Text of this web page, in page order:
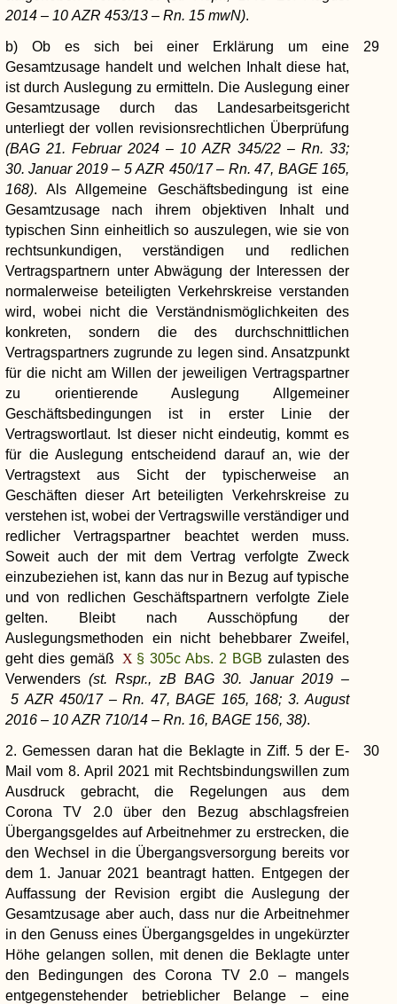
2014 – 10 AZR 453/13 – Rn. 15 mwN).
29
b) Ob es sich bei einer Erklärung um eine
Gesamtzusage handelt und welchen Inhalt diese hat,
ist durch Auslegung zu ermitteln. Die Auslegung einer
Gesamtzusage durch das Landesarbeitsgericht
unterliegt der vollen revisionsrechtlichen Überprüfung
(BAG 21. Februar 2024 – 10 AZR 345/22 – Rn. 33;
30. Januar 2019 – 5 AZR 450/17 – Rn. 47, BAGE 165,
168). Als Allgemeine Geschäftsbedingung ist eine
Gesamtzusage nach ihrem objektiven Inhalt und
typischen Sinn einheitlich so auszulegen, wie sie von
rechtsunkundigen, verständigen und redlichen
Vertragspartnern unter Abwägung der Interessen der
normalerweise beteiligten Verkehrskreise verstanden
wird, wobei nicht die Verständnismöglichkeiten des
konkreten, sondern die des durchschnittlichen
Vertragspartners zugrunde zu legen sind. Ansatzpunkt
für die nicht am Willen der jeweiligen Vertragspartner
zu orientierende Auslegung Allgemeiner
Geschäftsbedingungen ist in erster Linie der
Vertragswortlaut. Ist dieser nicht eindeutig, kommt es
für die Auslegung entscheidend darauf an, wie der
Vertragstext aus Sicht der typischerweise an
Geschäften dieser Art beteiligten Verkehrskreise zu
verstehen ist, wobei der Vertragswille verständiger und
redlicher Vertragspartner beachtet werden muss.
Soweit auch der mit dem Vertrag verfolgte Zweck
einzubeziehen ist, kann das nur in Bezug auf typische
und von redlichen Geschäftspartnern verfolgte Ziele
gelten. Bleibt nach Ausschöpfung der
Auslegungsmethoden ein nicht behebbarer Zweifel,
geht dies gemäß
§ 305c Abs. 2 BGB zulasten des
Verwenders (st. Rspr., zB BAG 30. Januar 2019 –
5 AZR 450/17 – Rn. 47, BAGE 165, 168; 3. August
2016 – 10 AZR 710/14 – Rn. 16, BAGE 156, 38).
30
2. Gemessen daran hat die Beklagte in Ziff. 5 der E-
Mail vom 8. April 2021 mit Rechtsbindungswillen zum
Ausdruck gebracht, die Regelungen aus dem
Corona TV 2.0 über den Bezug abschlagsfreien
Übergangsgeldes auf Arbeitnehmer zu erstrecken, die
den Wechsel in die Übergangsversorgung bereits vor
dem 1. Januar 2021 beantragt hatten. Entgegen der
Auffassung der Revision ergibt die Auslegung der
Gesamtzusage aber auch, dass nur die Arbeitnehmer
in den Genuss eines Übergangsgeldes in ungekürzter
Höhe gelangen sollen, mit denen die Beklagte unter
den Bedingungen des Corona TV 2.0 – mangels
entgegenstehender betrieblicher Belange – eine